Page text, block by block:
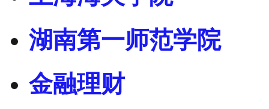
湖南第一师范学院
金融理财